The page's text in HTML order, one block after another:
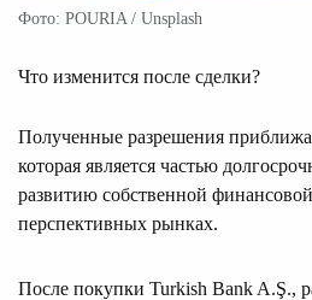
Фото: POURIA / Unsplash
Что изменится после сделки?
Полученные разрешения
которая является частью
развитию собственной
перспективных рынках.
После покупки Turkish Bank A.Ş.,